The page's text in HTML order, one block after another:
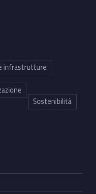
infrastrutture
Sostenibilità